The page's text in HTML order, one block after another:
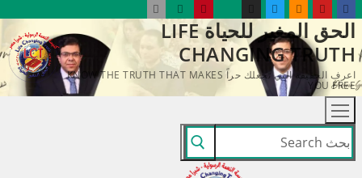
التجاوز
إلى
المحتوى
الحق المغير للحياة LIFE
CHANGING TRUTH
اعرف الحقيقة التي تجعلك حراً KNOW THE TRUTH THAT MAKES
YOU FREE
البحث
عن: